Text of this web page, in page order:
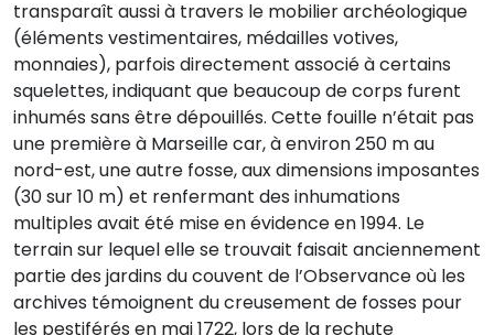
transparaît aussi à travers le mobilier archéologique
(éléments vestimentaires, médailles votives,
monnaies), parfois directement associé à certains
squelettes, indiquant que beaucoup de corps furent
inhumés sans être dépouillés. Cette fouille n’était pas
une première à Marseille car, à environ 250 m au
nord-est, une autre fosse, aux dimensions imposantes
(30 sur 10 m) et renfermant des inhumations
multiples avait été mise en évidence en 1994. Le
terrain sur lequel elle se trouvait faisait anciennement
partie des jardins du couvent de l’Observance où les
archives témoignent du creusement de fosses pour
les pestiférés en mai 1722, lors de la rechute